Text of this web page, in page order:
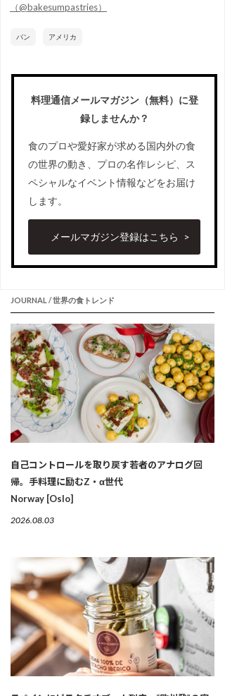
（@bakesumpastries）
パン アメリカ
料理通信メールマガジン（無料）に登
録しませんか？
食のプロや愛好家が求める国内外の食
の世界の動き、プロの名作レシピ、ス
ペシャルなイベント情報などをお届け
します。
メールマガジン登録はこちら
JOURNAL / 世界の食トレンド
自己コントロールを取り戻す若者のアナログ回
帰。手料理に励むZ・α世代
Norway [Oslo]
2026.08.03